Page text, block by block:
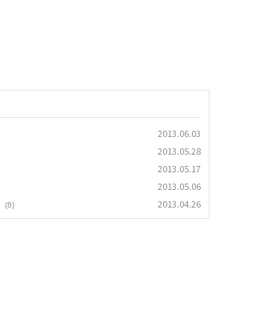
2013.06.03
2013.05.28
2013.05.17
2013.05.06
(8) 2013.04.26